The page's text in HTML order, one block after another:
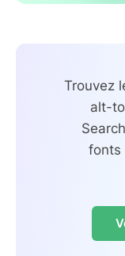
Trouvez
alt-
fonts